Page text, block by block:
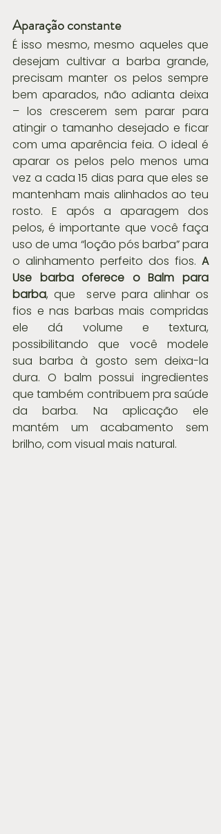
Aparação constante
É isso mesmo, mesmo aqueles que
desejam cultivar a barba grande,
precisam manter os pelos sempre
bem aparados, não adianta deixa
– los crescerem sem parar para
atingir o tamanho desejado e ficar
com uma aparência feia. O ideal é
aparar os pelos pelo menos uma
vez a cada 15 dias para que eles se
mantenham mais alinhados ao teu
rosto. E após a aparagem dos
pelos, é importante que você faça
uso de uma “loção pós barba” para
o alinhamento perfeito dos fios. A
Use barba oferece o Balm para
barba, que  serve para alinhar os
fios e nas barbas mais compridas
ele dá volume e textura,
possibilitando que você modele
sua barba à gosto sem deixa-la
dura. O balm possui ingredientes
que também contribuem pra saúde
da barba. Na aplicação ele
mantém um acabamento sem
brilho, com visual mais natural.